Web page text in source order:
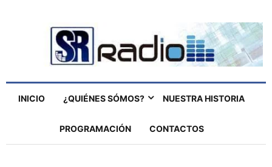
INICIO ¿QUIÉNES SÓMOS? NUESTRA HISTORIA
PROGRAMACIÓN CONTACTOS